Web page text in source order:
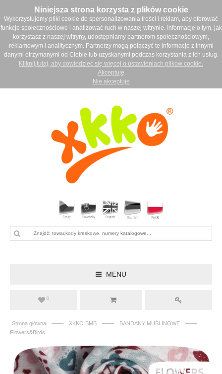
Niniejsza strona korzysta z plików cookie
Wykorzystujemy pliki cookie do spersonalizowania treści i reklam, aby oferować
funkcje społecznościowe i analizować ruch w naszej witrynie. Informacje o tym, jak
korzystasz z naszej witryny, udostępniamy partnerom społecznościowym,
reklamowym i analitycznym. Partnerzy mogą połączyć te informacje z innymi
danymi otrzymanymi od Ciebie lub uzyskanymi podczas korzystania z ich usług.
Kliknij tutaj, aby dowiedzieć się więcej o ustawieniach plików cookie.
Akceptuję
Nie akceptuje
MENU
0
Strona główna —— XKKO BMB —— BANDANY MUŚLINOWE ——
Flowers&Birds